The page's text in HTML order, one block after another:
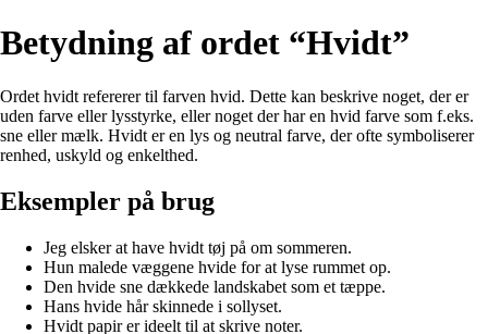
Betydning af ordet “Hvidt”
Ordet hvidt refererer til farven hvid. Dette kan beskrive noget, der er
uden farve eller lysstyrke, eller noget der har en hvid farve som f.eks.
sne eller mælk. Hvidt er en lys og neutral farve, der ofte symboliserer
renhed, uskyld og enkelthed.
Eksempler på brug
Jeg elsker at have hvidt tøj på om sommeren.
Hun malede væggene hvide for at lyse rummet op.
Den hvide sne dækkede landskabet som et tæppe.
Hans hvide hår skinnede i sollyset.
Hvidt papir er ideelt til at skrive noter.